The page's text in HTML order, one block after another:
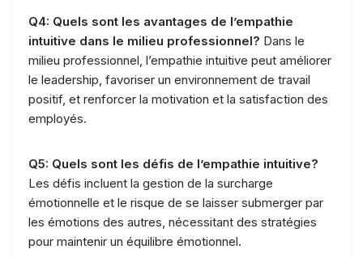
Q4: Quels sont les avantages de l’empathie
intuitive dans le milieu professionnel? Dans le
milieu professionnel, l’empathie intuitive peut améliorer
le leadership, favoriser un environnement de travail
positif, et renforcer la motivation et la satisfaction des
employés.
Q5: Quels sont les défis de l’empathie intuitive?
Les défis incluent la gestion de la surcharge
émotionnelle et le risque de se laisser submerger par
les émotions des autres, nécessitant des stratégies
pour maintenir un équilibre émotionnel.